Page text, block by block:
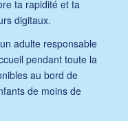
ta rapidité et ta
digitaux.
adulte responsable
pendant toute la
au bord de
de moins de